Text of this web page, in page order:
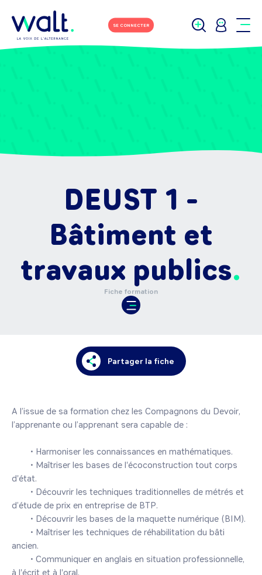
SE CONNECTER
DEUST 1 -
Bâtiment et
travaux publics
Fiche formation
Partager la fiche
A l’issue de sa formation chez les Compagnons du Devoir,
l’apprenante ou l’apprenant sera capable de :
d'état.
d’étude de prix en entreprise de BTP.
ancien.